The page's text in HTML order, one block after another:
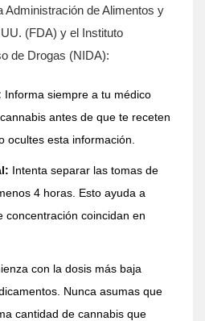
Administración de Alimentos y
(FDA) y el Instituto
de Drogas (NIDA):
Informa siempre a tu médico
antes de que te receten
ocultes esta información.
Intenta separar las tomas de
4 horas. Esto ayuda a
concentración coincidan en
con la dosis más baja
Nunca asumas que
cantidad de cannabis que